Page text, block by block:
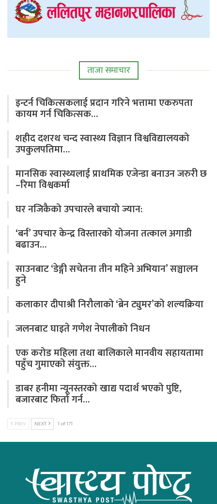
ताजा समाचार
इन्टर्न चिकित्सकलाई प्रदान गरिने भत्तामा एकरुपता
कायम गर्न चिकित्सक…
शहीद दशरथ चन्द स्वास्थ्य विज्ञान विश्वविद्यालयको
उपकुलपतिमा…
मानसिक स्वास्थ्यलाई प्राथमिक एजेन्डा बनाउन जरुरी छ
–रिमा विश्वकर्मा
घर नजिकैको उपचारले बचायो ज्यान:
‘बर्न’ उपचार केन्द्र विस्तारको योजना तत्काल अगाडी
बढाउन…
साउनबाट ‘डेङ्गी सचेतना तीन महिने अभियान’ सञ्चालन
हुने
कलाकार दीपाश्री निरौलाको ‘ब्रेन ट्युमर’को शल्यक्रिया
जलनबाट घाइते गणेश नेपालीको निधन
एक करोड महिला तथा बालिकाले मानवीय सहायतामा
पहुँच गुमाएको संयुक्त…
डाबर हनीमा न्यूनस्तरको खाद्य पदार्थ भएको पुष्टि,
बजारबाट फिर्ता गर्न…
PREV NEXT 1 of 171